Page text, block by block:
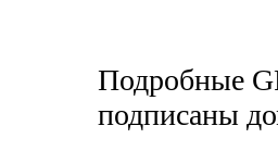
Подробные
подписаны